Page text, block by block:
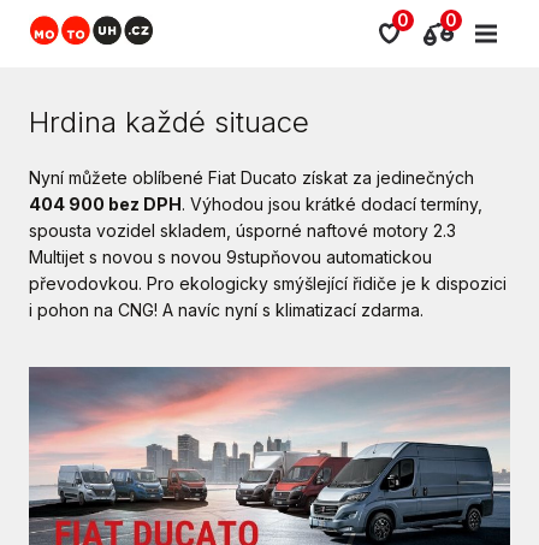
0 0
Hrdina každé situace
Nyní můžete oblíbené Fiat Ducato získat za jedinečných
404 900 bez DPH. Výhodou jsou krátké dodací termíny,
spousta vozidel skladem, úsporné naftové motory 2.3
Multijet s novou s novou 9stupňovou automatickou
převodovkou. Pro ekologicky smýšlející řidiče je k dispozici
i pohon na CNG! A navíc nyní s klimatizací zdarma.